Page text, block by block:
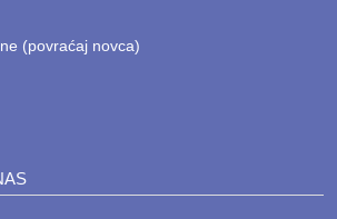
(povraćaj novca)